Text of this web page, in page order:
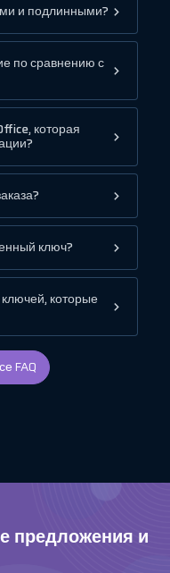
и подлинными?
по сравнению с
которая
ключ?
которые
FAQ
предложения и